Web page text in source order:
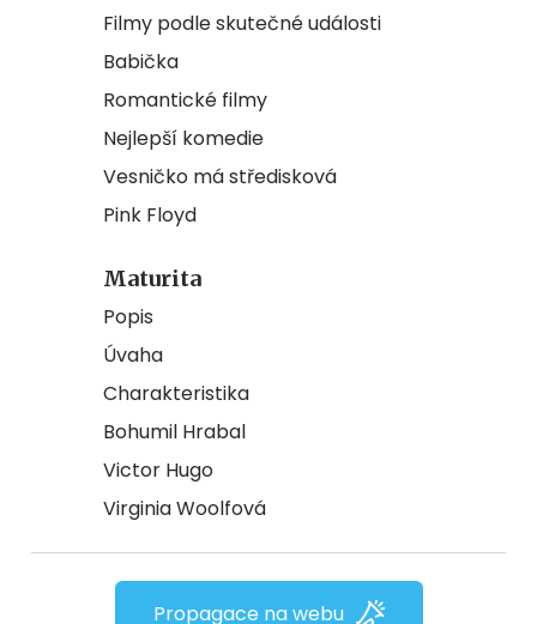
Filmy podle skutečné události
Babička
Romantické filmy
Nejlepší komedie
Vesničko má středisková
Pink Floyd
Maturita
Popis
Úvaha
Charakteristika
Bohumil Hrabal
Victor Hugo
Virginia Woolfová
Propagace na webu